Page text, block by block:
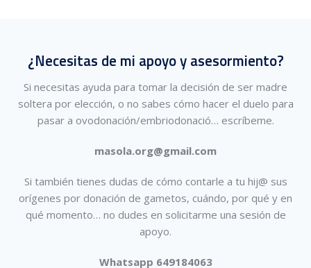
¿Necesitas de mi apoyo y asesormiento?
Si necesitas ayuda para tomar la decisión de ser madre
soltera por elección, o no sabes cómo hacer el duelo para
pasar a ovodonación/embriodonació… escríbeme.
masola.org@gmail.com
Si también tienes dudas de cómo contarle a tu hij@ sus
orígenes por donación de gametos, cuándo, por qué y en
qué momento… no dudes en solicitarme una sesión de
apoyo.
Whatsapp 649184063